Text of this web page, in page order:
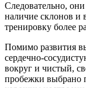
Следовательно,
наличие склонов и
тренировку более
Помимо развития
сердечно-
вокруг и чистый,
пробежки выбрано